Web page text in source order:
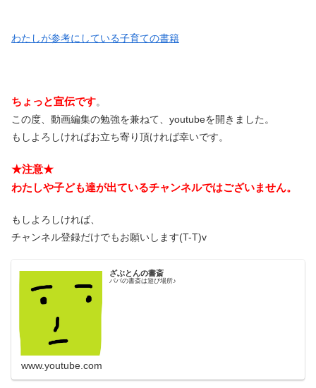
わたしが参考にしている子育ての書籍
ちょっと宣伝です。
この度、動画編集の勉強を兼ねて、youtubeを開きました。
もしよろしければお立ち寄り頂ければ幸いです。
★注意★
わたしや子ども達が出ているチャンネルではございません。
もしよろしければ、
チャンネル登録だけでもお願いします(T-T)v
ざぶとんの書斎
パパの書斎は遊び場所♪
www.youtube.com